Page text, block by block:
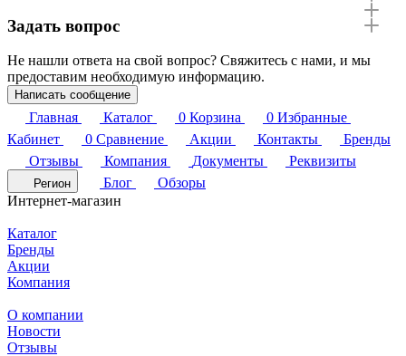
Задать вопрос
Не нашли ответа на свой вопрос? Свяжитесь с нами, и мы
предоставим необходимую информацию.
Написать сообщение
Главная Каталог 0 Корзина 0 Избранные
Кабинет
0 Сравнение Акции Контакты
Бренды
Отзывы
Компания Документы Реквизиты
Регион Блог
Обзоры
Интернет-магазин
Каталог
Бренды
Акции
Компания
О компании
Новости
Отзывы